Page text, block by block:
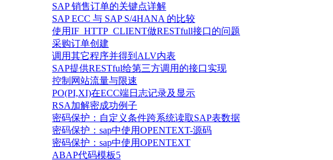
SAP 销售订单的关键点详解
SAP ECC 与 SAP S/4HANA 的比较
使用IF_HTTP_CLIENT做RESTfull接口的问题
采购订单创建
调用其它程序并得到ALV内表
SAP提供RESTful给第三方调用的接口实现
控制网站流量与限速
PO(PI,XI)在ECC端日志记录及显示
RSA加解密成功例子
密码保护：自定义条件跨系统读取SAP表数据
密码保护：sap中使用OPENTEXT-源码
密码保护：sap中使用OPENTEXT
ABAP代码模板5